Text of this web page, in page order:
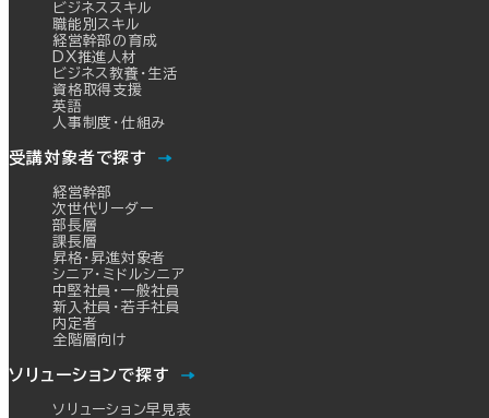
ビジネススキル
職能別スキル
経営幹部の育成
DX推進人材
ビジネス教養・生活
資格取得支援
英語
人事制度・仕組み
受講対象者で探す
経営幹部
次世代リーダー
部長層
課長層
昇格・昇進対象者
シニア・ミドルシニア
中堅社員・一般社員
新入社員・若手社員
内定者
全階層向け
ソリューションで探す
ソリューション早見表